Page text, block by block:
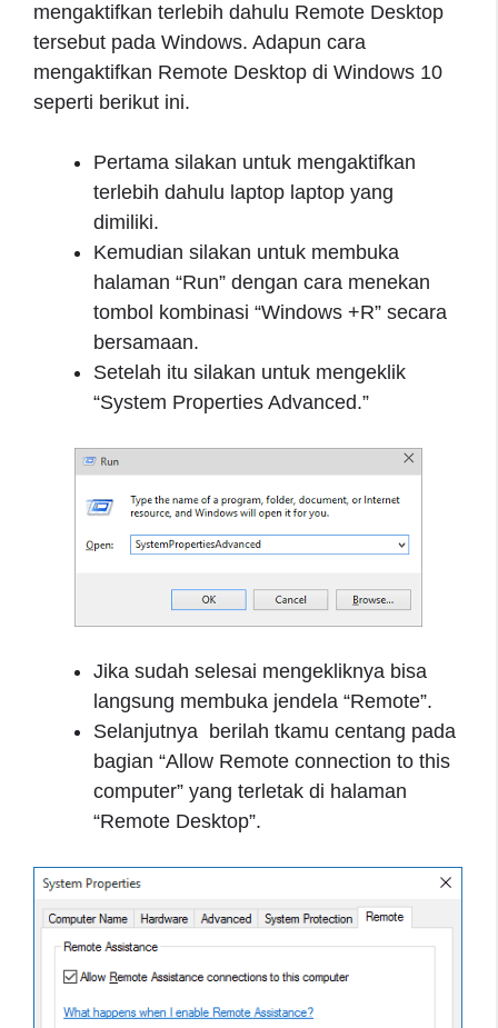
mengaktifkan terlebih dahulu Remote Desktop
tersebut pada Windows. Adapun cara
mengaktifkan Remote Desktop di Windows 10
seperti berikut ini.
Pertama silakan untuk mengaktifkan
terlebih dahulu laptop laptop yang
dimiliki.
Kemudian silakan untuk membuka
halaman “Run” dengan cara menekan
tombol kombinasi “Windows +R” secara
bersamaan.
Setelah itu silakan untuk mengeklik
“System Properties Advanced.”
Jika sudah selesai mengekliknya bisa
langsung membuka jendela “Remote”.
Selanjutnya berilah tkamu centang pada
bagian “Allow Remote connection to this
computer” yang terletak di halaman
“Remote Desktop”.